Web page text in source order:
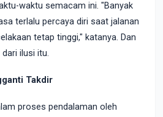
waktu semacam ini. "Banyak
terlalu percaya diri saat jalanan
tetap tinggi," katanya. Dan
ilusi itu.
Takdir
proses pendalaman oleh